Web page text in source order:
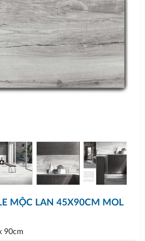
MỘC LAN 45X90CM MOL
90cm